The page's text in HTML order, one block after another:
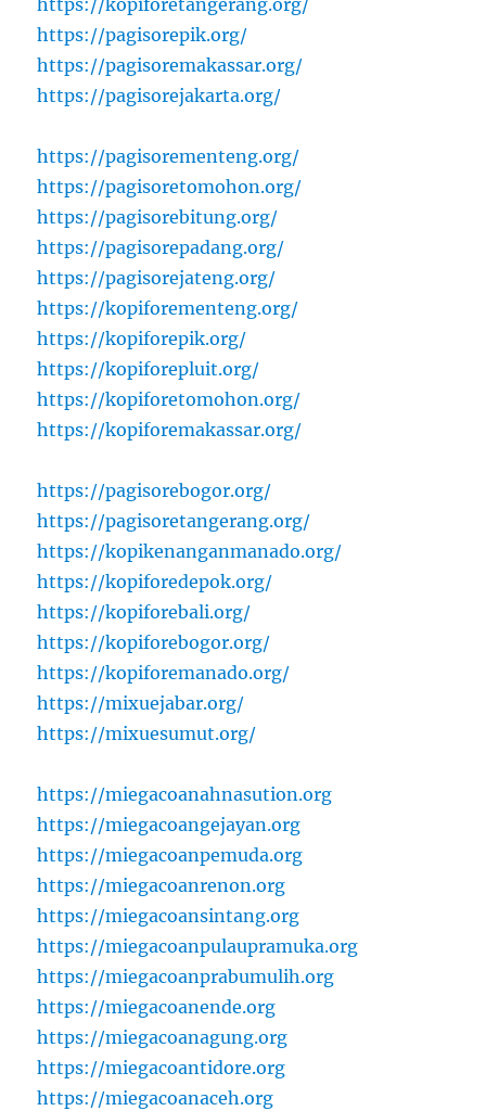
https://kopiforetangerang.org/
https://pagisorepik.org/
https://pagisoremakassar.org/
https://pagisorejakarta.org/
https://pagisorementeng.org/
https://pagisoretomohon.org/
https://pagisorebitung.org/
https://pagisorepadang.org/
https://pagisorejateng.org/
https://kopiforementeng.org/
https://kopiforepik.org/
https://kopiforepluit.org/
https://kopiforetomohon.org/
https://kopiforemakassar.org/
https://pagisorebogor.org/
https://pagisoretangerang.org/
https://kopikenanganmanado.org/
https://kopiforedepok.org/
https://kopiforebali.org/
https://kopiforebogor.org/
https://kopiforemanado.org/
https://mixuejabar.org/
https://mixuesumut.org/
https://miegacoanahnasution.org
https://miegacoangejayan.org
https://miegacoanpemuda.org
https://miegacoanrenon.org
https://miegacoansintang.org
https://miegacoanpulaupramuka.org
https://miegacoanprabumulih.org
https://miegacoanende.org
https://miegacoanagung.org
https://miegacoantidore.org
https://miegacoanaceh.org